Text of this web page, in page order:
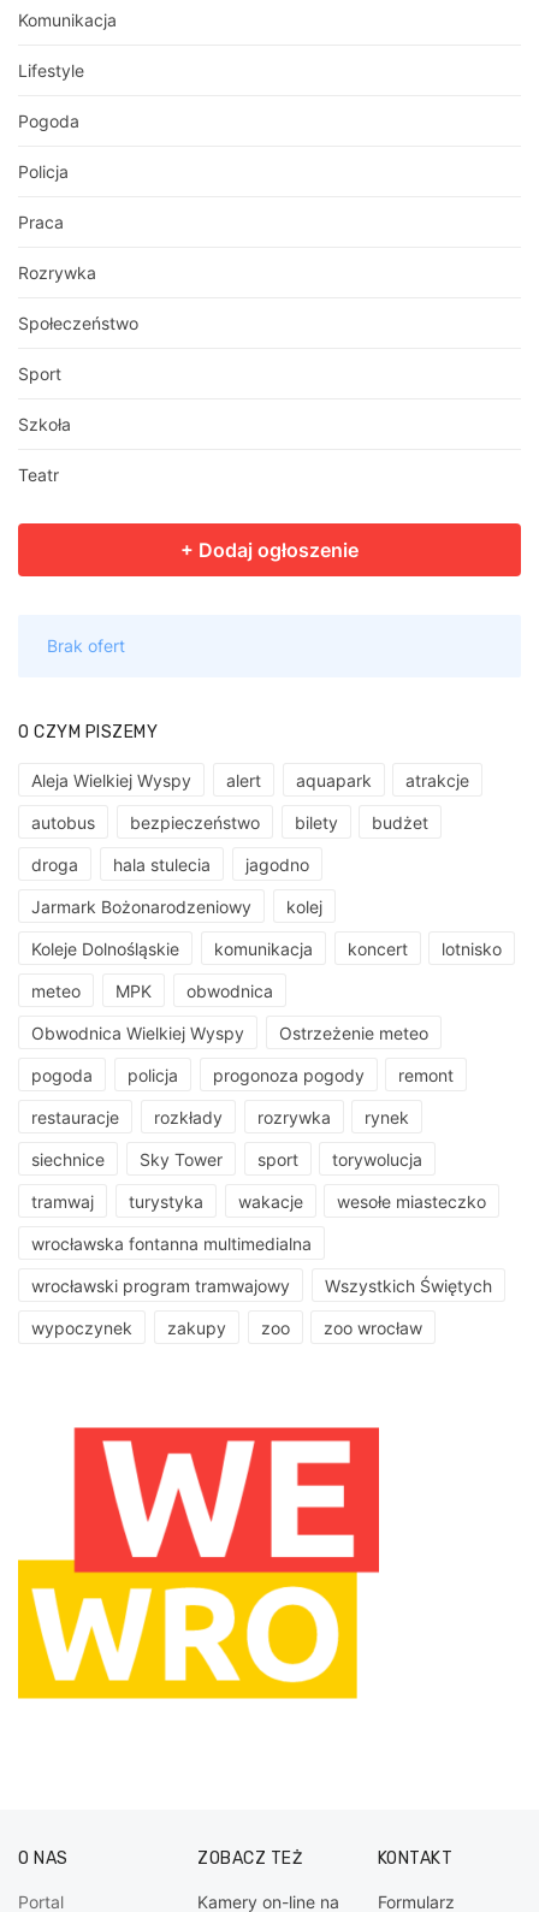
Komunikacja
Lifestyle
Pogoda
Policja
Praca
Rozrywka
Społeczeństwo
Sport
Szkoła
Teatr
O CZYM PISZEMY
Aleja Wielkiej Wyspy alert aquapark atrakcje
autobus bezpieczeństwo bilety budżet
droga hala stulecia jagodno
Jarmark Bożonarodzeniowy kolej
Koleje Dolnośląskie komunikacja koncert lotnisko
meteo MPK obwodnica
Obwodnica Wielkiej Wyspy Ostrzeżenie meteo
pogoda policja progonoza pogody remont
restauracje rozkłady rozrywka rynek
siechnice Sky Tower sport torywolucja
tramwaj turystyka wakacje wesołe miasteczko
wrocławska fontanna multimedialna
wrocławski program tramwajowy Wszystkich Świętych
wypoczynek zakupy zoo zoo wrocław
O NAS
Portal
ZOBACZ TEŻ
Kamery on-line na
KONTAKT
Formularz